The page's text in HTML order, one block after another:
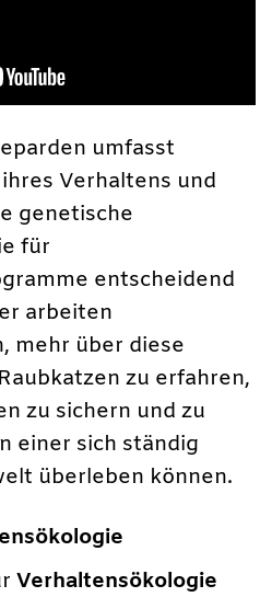
umfasst
Verhaltens und
genetische
für
entscheidend
arbeiten
mehr über diese
zu erfahren,
zu sichern und zu
einer sich ständig
überleben können.
Verhaltensökologie